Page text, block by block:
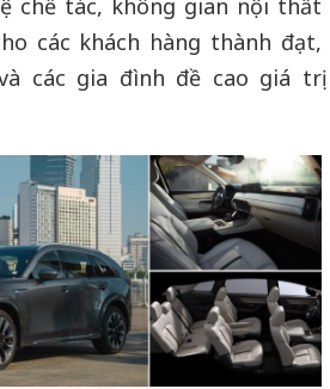
chế tác, không gian nội thất
các khách hàng thành đạt,
các gia đình đề cao giá trị